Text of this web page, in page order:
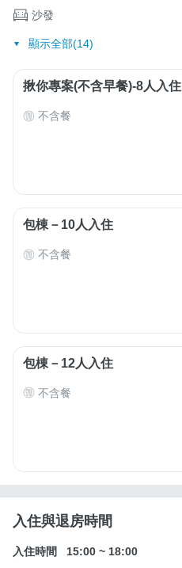
沙發
顯示全部(14)
揪你專案(不含早餐)-8人入住
不含餐
包棟－10人入住
不含餐
包棟－12人入住
不含餐
入住與退房時間
入住時間 15:00 ~ 18:00